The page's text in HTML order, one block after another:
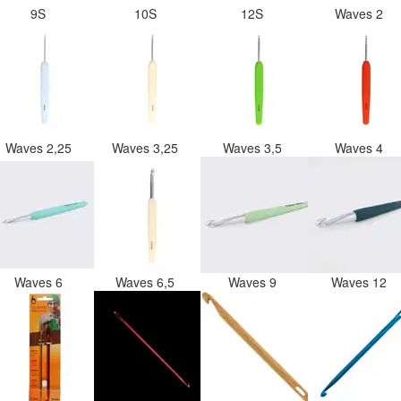
9S 10S 12S Waves 2
Waves 2,25 Waves 3,25 Waves 3,5 Waves 4
Waves 6 Waves 6,5 Waves 9 Waves 12